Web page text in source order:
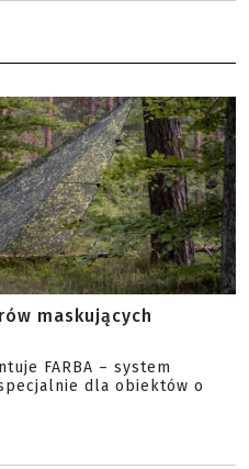
maskujących
FARBA – system
dla obiektów o